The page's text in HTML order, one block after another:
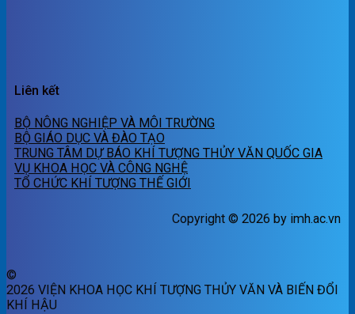
Liên kết
BỘ NÔNG NGHIỆP VÀ MÔI TRƯỜNG
BỘ GIÁO DỤC VÀ ĐÀO TẠO
TRUNG TÂM DỰ BÁO KHÍ TƯỢNG THỦY VĂN QUỐC GIA
VỤ KHOA HỌC VÀ CÔNG NGHỆ
TỔ CHỨC KHÍ TƯỢNG THẾ GIỚI
Copyright © 2026 by imh.ac.vn
©
2026 VIỆN KHOA HỌC KHÍ TƯỢNG THỦY VĂN VÀ BIẾN ĐỔI
KHÍ HẬU